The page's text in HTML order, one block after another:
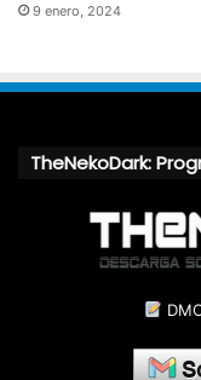
9 enero, 2024
TheNekoDark: